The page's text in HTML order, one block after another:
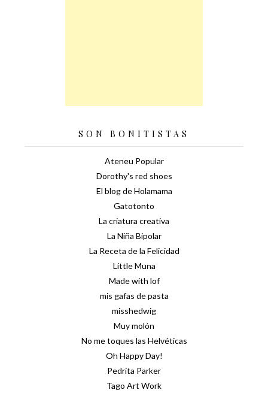
SON BONITISTAS
Ateneu Popular
Dorothy's red shoes
El blog de Holamama
Gatotonto
La criatura creativa
La Niña Bipolar
La Receta de la Felicidad
Little Muna
Made with lof
mis gafas de pasta
misshedwig
Muy molón
No me toques las Helvéticas
Oh Happy Day!
Pedrita Parker
Tago Art Work